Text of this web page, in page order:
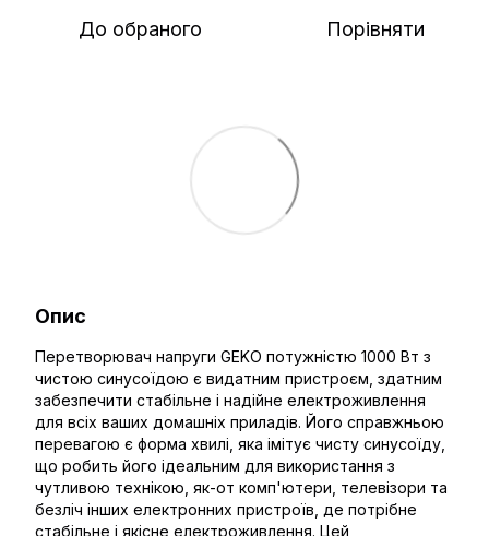
До обраного Порівняти
Опис
Перетворювач напруги GEKO потужністю 1000 Вт з
чистою синусоїдою є видатним пристроєм, здатним
забезпечити стабільне і надійне електроживлення
для всіх ваших домашніх приладів. Його справжньою
перевагою є форма хвилі, яка імітує чисту синусоїду,
що робить його ідеальним для використання з
чутливою технікою, як-от комп'ютери, телевізори та
безліч інших електронних пристроїв, де потрібне
стабільне і якісне електроживлення. Цей